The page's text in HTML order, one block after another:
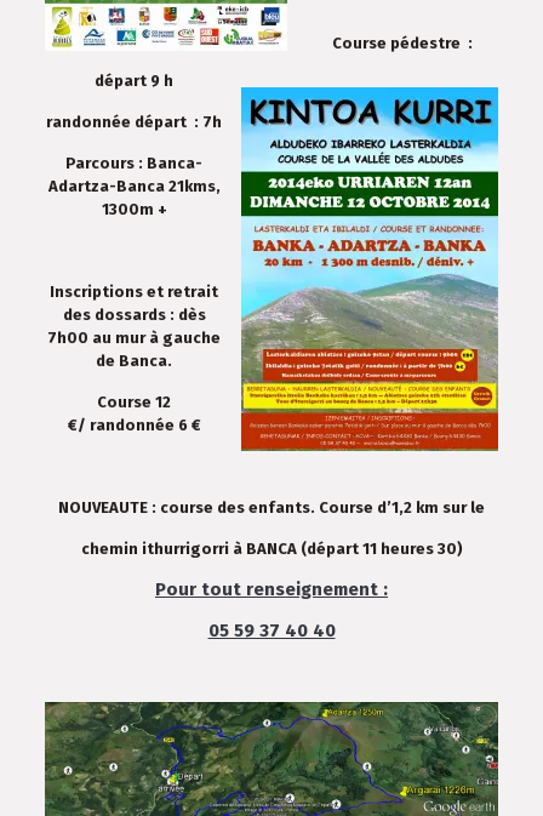
Course pédestre :
départ 9 h
randonnée départ : 7h
Parcours : Banca-
Adartza-Banca 21kms,
1300m +
Inscriptions et retrait
des dossards : dès
7h00 au mur à gauche
de Banca.
Course 12
€/ randonnée 6 €
NOUVEAUTE : course des enfants. Course d’1,2 km sur le
chemin ithurrigorri à BANCA (départ 11 heures 30)
Pour tout renseignement :
05 59 37 40 40